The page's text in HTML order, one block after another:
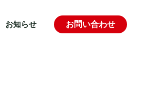
お知らせ お問い合わせ